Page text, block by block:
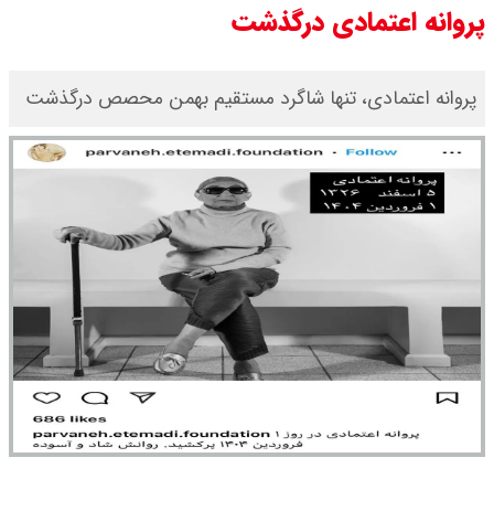
پروانه اعتمادی درگذشت
پروانه اعتمادی، تنها شاگرد مستقیم بهمن محصص درگذشت